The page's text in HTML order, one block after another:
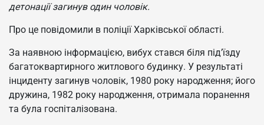
детонації загинув один чоловік.
Про це повідомили в поліції Харківської області.
За наявною інформацією, вибух стався біля під’їзду
багатоквартирного житлового будинку. У результаті
інциденту загинув чоловік, 1980 року народження; його
дружина, 1982 року народження, отримала поранення
та була госпіталізована.